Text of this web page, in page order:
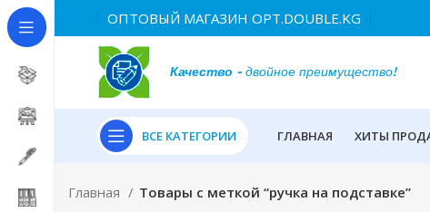
ОПТОВЫЙ МАГАЗИН OPT.DOUBLE.KG
Качество - двойное преимущество!
ВСЕ КАТЕГОРИИ ГЛАВНАЯ ХИТЫ
Главная Товары с меткой “ручка на подставке”